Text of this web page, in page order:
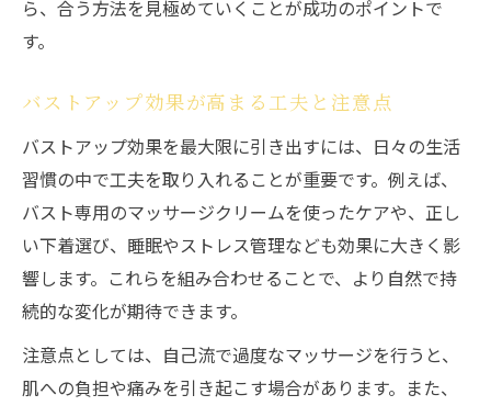
ら、合う方法を見極めていくことが成功のポイントで
す。
バストアップ効果が高まる工夫と注意点
バストアップ効果を最大限に引き出すには、日々の生活
習慣の中で工夫を取り入れることが重要です。例えば、
バスト専用のマッサージクリームを使ったケアや、正し
い下着選び、睡眠やストレス管理なども効果に大きく影
響します。これらを組み合わせることで、より自然で持
続的な変化が期待できます。
注意点としては、自己流で過度なマッサージを行うと、
肌への負担や痛みを引き起こす場合があります。また、